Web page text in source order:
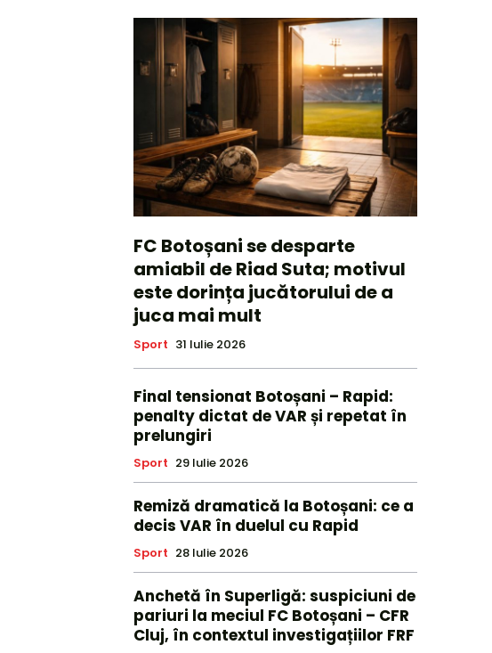
FC Botoșani se desparte
amiabil de Riad Suta; motivul
este dorința jucătorului de a
juca mai mult
Sport 31 Iulie 2026
Final tensionat Botoșani – Rapid:
penalty dictat de VAR și repetat în
prelungiri
Sport 29 Iulie 2026
Remiză dramatică la Botoșani: ce a
decis VAR în duelul cu Rapid
Sport 28 Iulie 2026
Anchetă în Superligă: suspiciuni de
pariuri la meciul FC Botoșani – CFR
Cluj, în contextul investigațiilor FRF